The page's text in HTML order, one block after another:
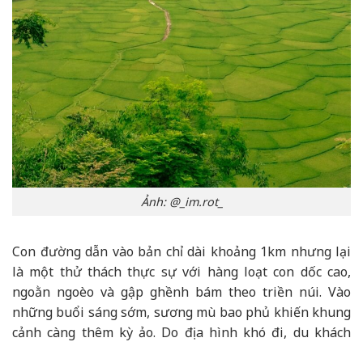
Ảnh: @_im.rot_
Con đường dẫn vào bản chỉ dài khoảng 1km nhưng lại
là một thử thách thực sự với hàng loạt con dốc cao,
ngoằn ngoèo và gập ghềnh bám theo triền núi. Vào
những buổi sáng sớm, sương mù bao phủ khiến khung
cảnh càng thêm kỳ ảo. Do địa hình khó đi, du khách